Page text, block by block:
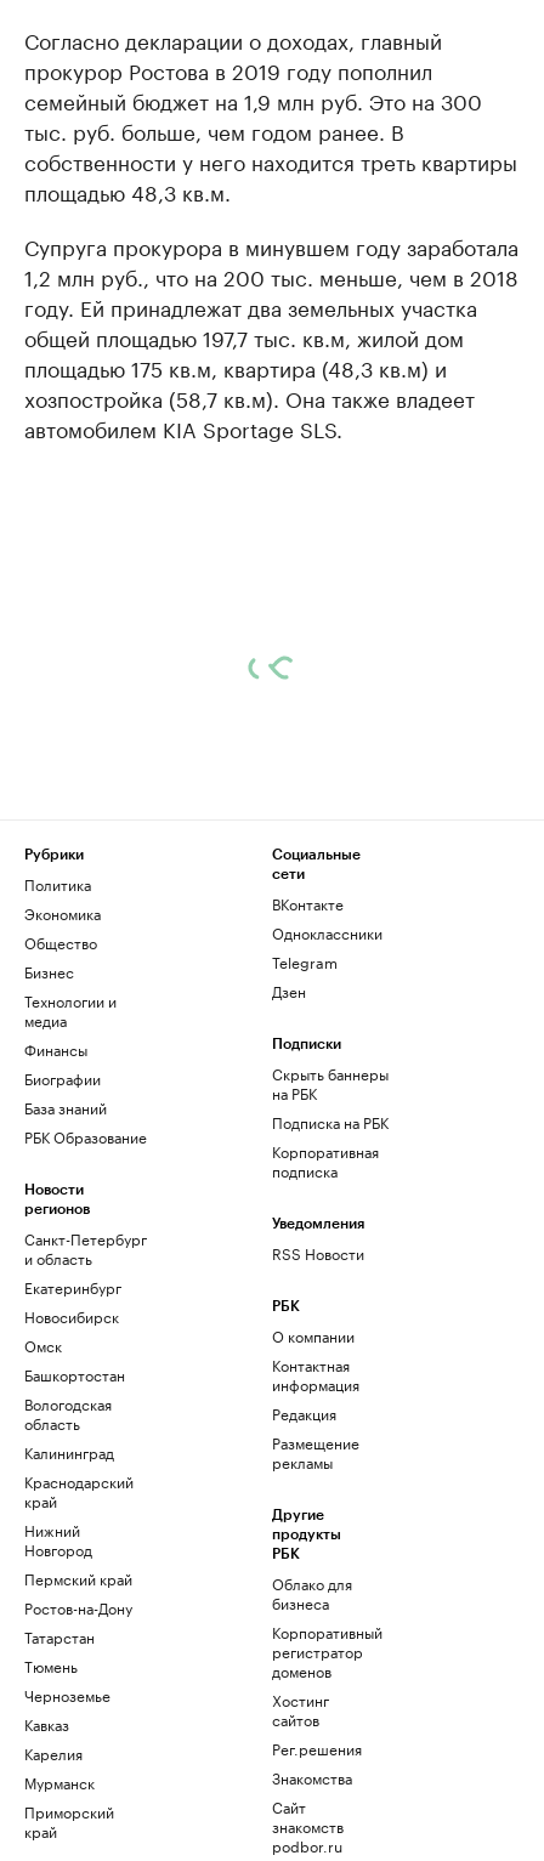
Согласно декларации о доходах, главный
прокурор Ростова в 2019 году пополнил
семейный бюджет на 1,9 млн руб. Это на 300
тыс. руб. больше, чем годом ранее. В
собственности у него находится треть квартиры
площадью 48,3 кв.м.
Супруга прокурора в минувшем году заработала
1,2 млн руб., что на 200 тыс. меньше, чем в 2018
году. Ей принадлежат два земельных участка
общей площадью 197,7 тыс. кв.м, жилой дом
площадью 175 кв.м, квартира (48,3 кв.м) и
хозпостройка (58,7 кв.м). Она также владеет
автомобилем KIA Sportage SLS.
Рубрики
Политика
Экономика
Общество
Бизнес
Технологии и
медиа
Финансы
Биографии
База знаний
РБК Образование
Новости
регионов
Санкт-Петербург
и область
Екатеринбург
Новосибирск
Омск
Башкортостан
Вологодская
область
Калининград
Краснодарский
край
Нижний
Новгород
Пермский край
Ростов-на-Дону
Татарстан
Тюмень
Черноземье
Кавказ
Карелия
Мурманск
Приморский
край
Социальные
сети
ВКонтакте
Одноклассники
Telegram
Дзен
Подписки
Скрыть баннеры
на РБК
Подписка на РБК
Корпоративная
подписка
Уведомления
RSS Новости
РБК
О компании
Контактная
информация
Редакция
Размещение
рекламы
Другие
продукты
РБК
Облако для
бизнеса
Корпоративный
регистратор
доменов
Хостинг
сайтов
Рег.решения
Знакомства
Сайт
знакомств
podbor.ru